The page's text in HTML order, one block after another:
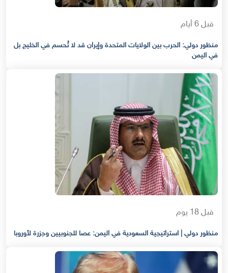
قبل 6 أيام
منظور دولي: الحرب بين الولايات المتحدة وإيران قد لا تُحسم في الخليج بل
في اليمن
قبل 18 يوم
منظور دولي | استراتيجية السعودية في اليمن: عصا للجنوبيين وجزرة لأوروبا